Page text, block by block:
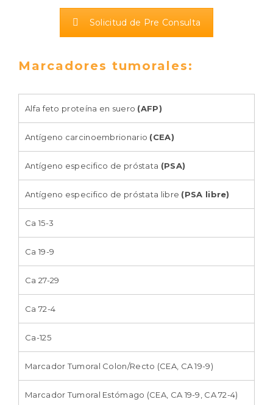
Solicitud de Pre Consulta
Marcadores tumorales:
Alfa feto proteína en suero (AFP)
Antígeno carcinoembrionario (CEA)
Antígeno especifico de próstata (PSA)
Antígeno especifico de próstata libre (PSA libre)
Ca 15-3
Ca 19-9
Ca 27-29
Ca 72-4
Ca-125
Marcador Tumoral Colon/Recto (CEA, CA 19-9)
Marcador Tumoral Estómago (CEA, CA 19-9, CA 72-4)